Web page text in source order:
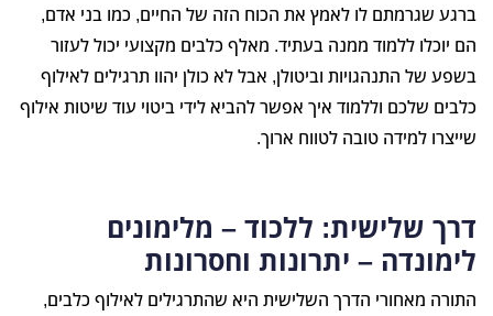
ברגע שגרמתם לו לאמץ את הכוח הזה של החיים, כמו בני אדם,
הם יוכלו ללמוד ממנה בעתיד. מאלף כלבים מקצועי יכול לעזור
בשפע של התנהגויות וביטולן, אבל לא כולן יהוו תרגילים לאילוף
כלבים שלכם וללמוד איך אפשר להביא לידי ביטוי עוד שיטות אילוף
שייצרו למידה טובה לטווח ארוך.
דרך שלישית: ללכוד – מלימונים
לימונדה – יתרונות וחסרונות
התורה מאחורי הדרך השלישית היא שהתרגילים לאילוף כלבים,